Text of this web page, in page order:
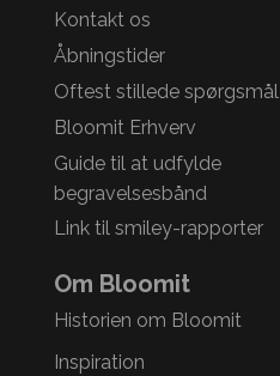
Kontakt os
Åbningstider
Oftest stillede spørgsmål
Bloomit Erhverv
Guide til at udfylde
begravelsesbånd
Link til smiley-rapporter
Om Bloomit
Historien om Bloomit
Inspiration